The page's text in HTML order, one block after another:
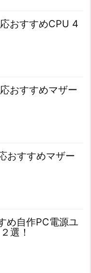
おすすめCPU 4
おすすめマザー
おすすめマザー
め自作PC電源ユ
選！